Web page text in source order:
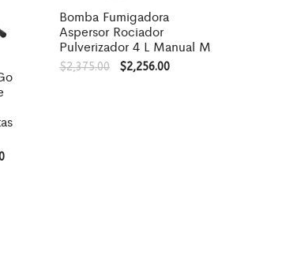
Bomba Fumigadora
Aspersor Rociador
Pulverizador 4 L Manual M
$2,375.00 $2,256.00